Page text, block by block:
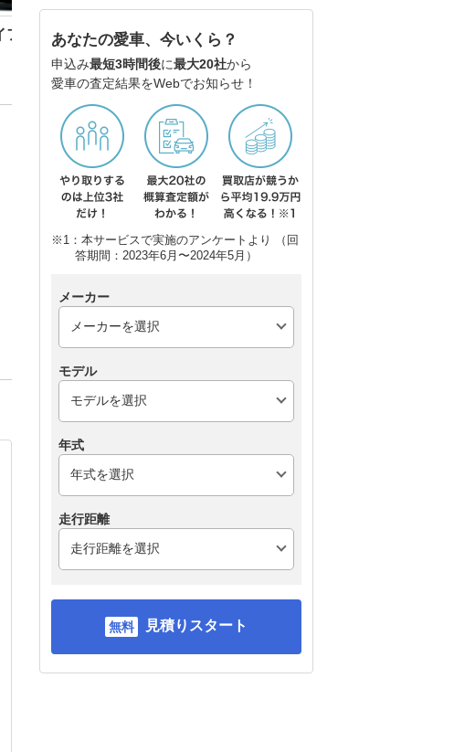
ト スズキ アルトラパン
あなたの愛車、今いくら？
申込み最短3時間後に最大20社から
愛車の査定結果をWebでお知らせ！
※1：本サービスで実施のアンケートより （回
答期間：2023年6月〜2024年5月）
メーカー
モデル
年式
走行距離
見積りスタート